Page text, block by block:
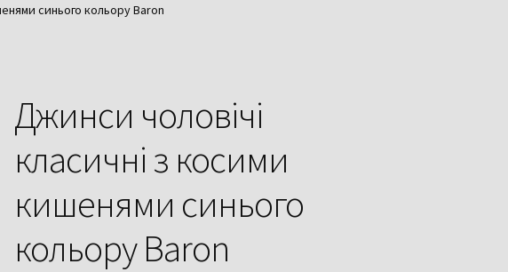
синього кольору Baron
Джинси чоловічі
класичні з косими
кишенями синього
кольору Baron